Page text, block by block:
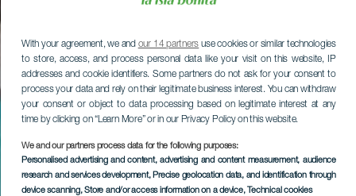
With your agreement, we and our 14 partners use cookies or similar technologies
to store, access, and process personal data like your visit on this website, IP
addresses and cookie identifiers. Some partners do not ask for your consent to
process your data and rely on their legitimate business interest. You can withdraw
your consent or object to data processing based on legitimate interest at any
time by clicking on “Learn More” or in our Privacy Policy on this website.
We and our partners process data for the following purposes:
Personalised advertising and content, advertising and content measurement, audience
research and services development, Precise geolocation data, and identification through
device scanning, Store and/or access information on a device, Technical cookies